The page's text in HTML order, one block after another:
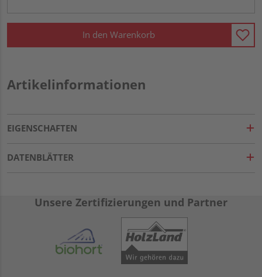
In den Warenkorb
Artikelinformationen
EIGENSCHAFTEN
DATENBLÄTTER
Unsere Zertifizierungen und Partner